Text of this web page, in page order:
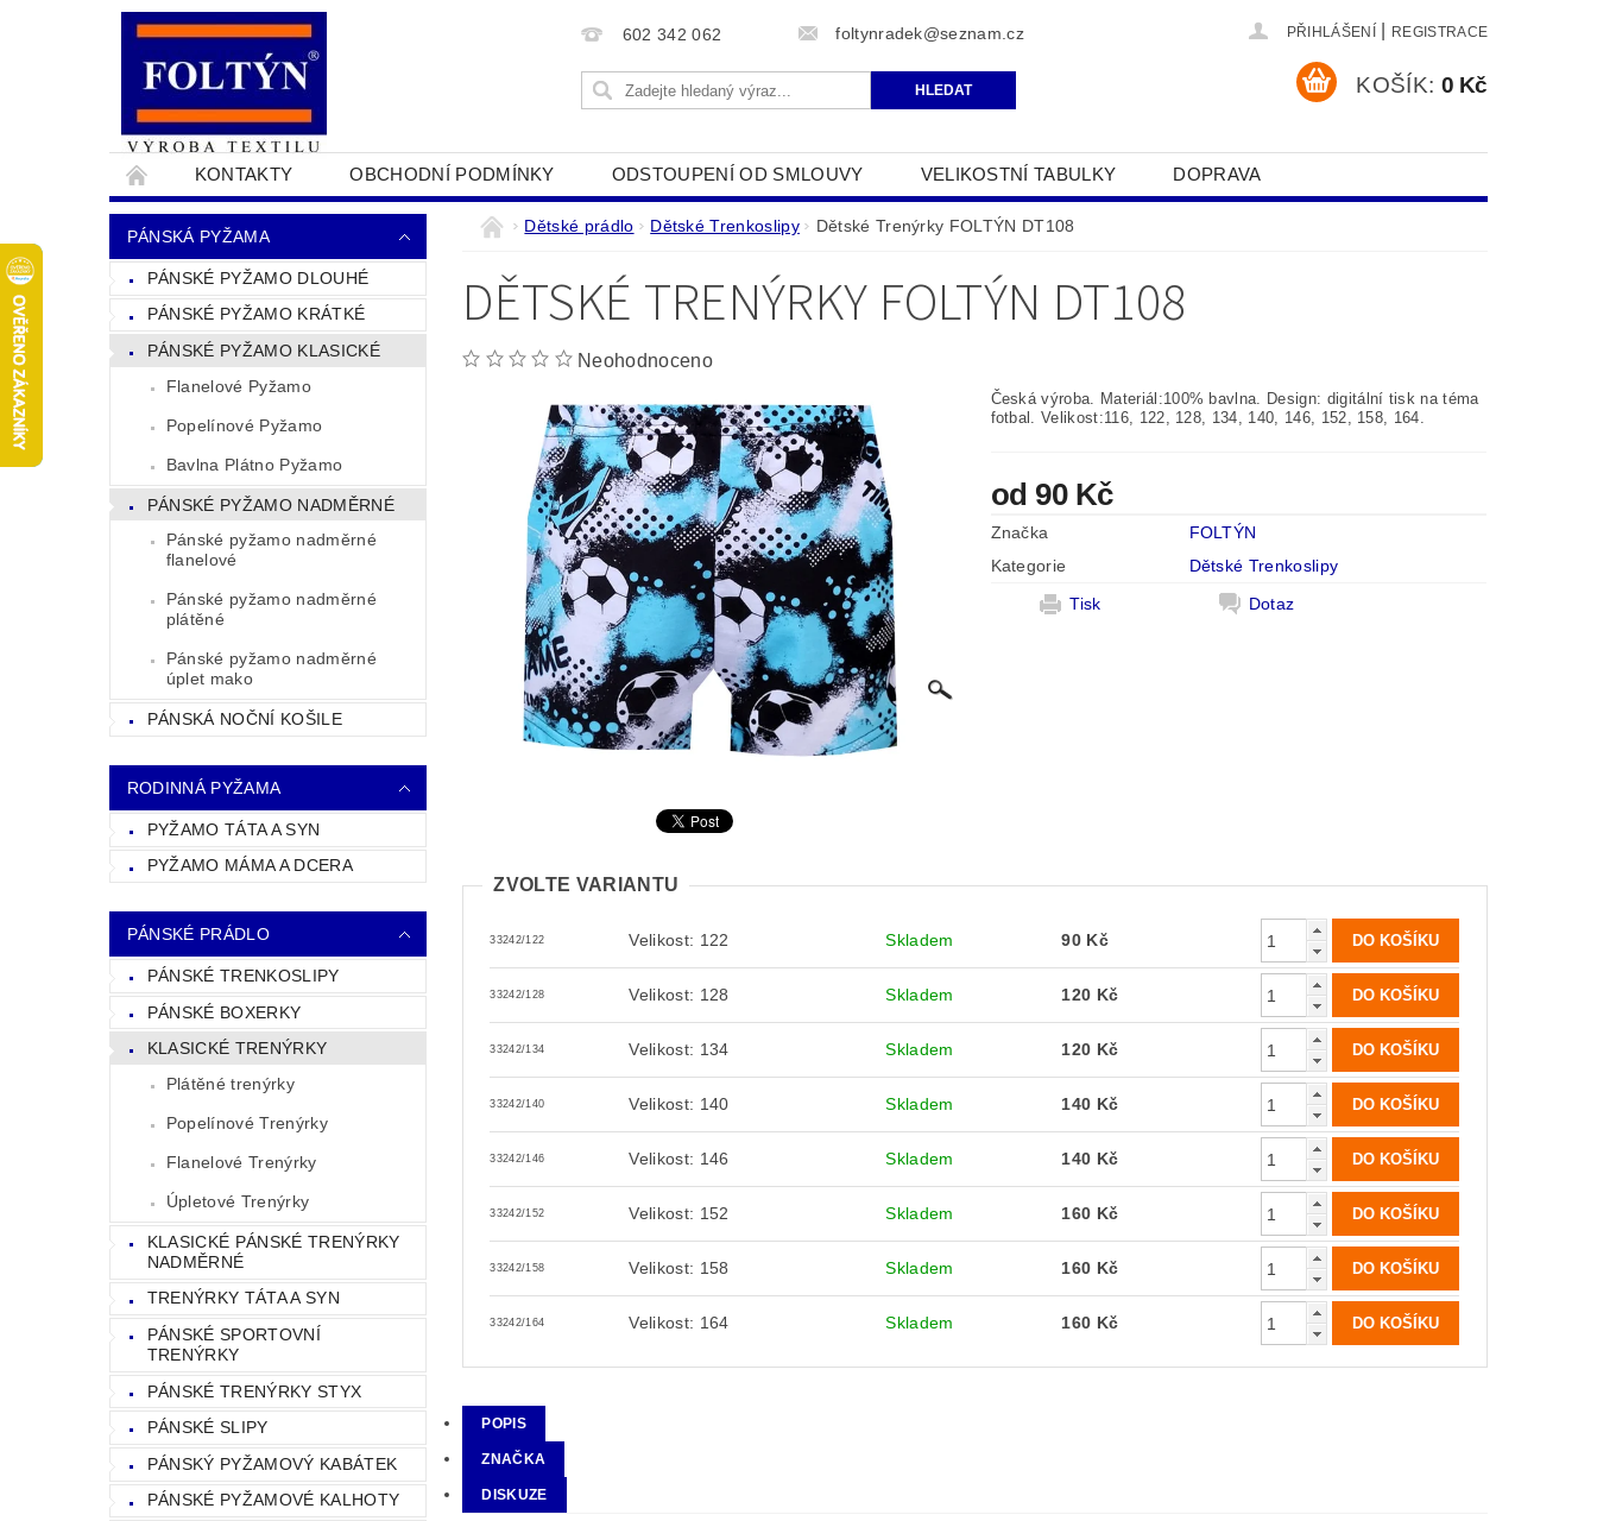
602 342 062 foltynradek@seznam.cz PŘIHLÁŠENÍ REGISTRACE
KOŠÍK: 0 Kč
KONTAKTY OBCHODNÍ PODMÍNKY ODSTOUPENÍ OD SMLOUVY VELIKOSTNÍ TABULKY DOPRAVA
PRO OBCHODNÍKY NAPIŠTE NÁM JAK POUŽÍVÁME COOKIES PODMÍNKY OCHRANY OSOBNÍCH ÚDAJŮ
PÁNSKÁ PYŽAMA
PÁNSKÉ PYŽAMO DLOUHÉ
PÁNSKÉ PYŽAMO KRÁTKÉ
PÁNSKÉ PYŽAMO KLASICKÉ
Flanelové Pyžamo
Popelínové Pyžamo
Bavlna Plátno Pyžamo
PÁNSKÉ PYŽAMO NADMĚRNÉ
Pánské pyžamo nadměrné
flanelové
Pánské pyžamo nadměrné
plátěné
Pánské pyžamo nadměrné
úplet mako
PÁNSKÁ NOČNÍ KOŠILE
RODINNÁ PYŽAMA
PYŽAMO TÁTA A SYN
PYŽAMO MÁMA A DCERA
PÁNSKÉ PRÁDLO
PÁNSKÉ TRENKOSLIPY
PÁNSKÉ BOXERKY
KLASICKÉ TRENÝRKY
Plátěné trenýrky
Popelínové Trenýrky
Flanelové Trenýrky
Úpletové Trenýrky
KLASICKÉ PÁNSKÉ TRENÝRKY
NADMĚRNÉ
TRENÝRKY TÁTA A SYN
PÁNSKÉ SPORTOVNÍ
TRENÝRKY
PÁNSKÉ TRENÝRKY STYX
PÁNSKÉ SLIPY
PÁNSKÝ PYŽAMOVÝ KABÁTEK
PÁNSKÉ PYŽAMOVÉ KALHOTY
Dětské prádlo Dětské Trenkoslipy Dětské Trenýrky FOLTÝN DT108
DĚTSKÉ TRENÝRKY FOLTÝN DT108
Neohodnoceno
Česká výroba. Materiál:100% bavlna. Design: digitální tisk na téma
fotbal. Velikost:116, 122, 128, 134, 140, 146, 152, 158, 164.
od 90 Kč
Značka
FOLTÝN
Kategorie
Dětské Trenkoslipy
Tisk
Dotaz
ZVOLTE VARIANTU
33242/122 Velikost: 122 Skladem 90 Kč
33242/128 Velikost: 128 Skladem 120 Kč
33242/134 Velikost: 134 Skladem 120 Kč
33242/140 Velikost: 140 Skladem 140 Kč
33242/146 Velikost: 146 Skladem 140 Kč
33242/152 Velikost: 152 Skladem 160 Kč
33242/158 Velikost: 158 Skladem 160 Kč
33242/164 Velikost: 164 Skladem 160 Kč
POPIS
ZNAČKA
DISKUZE